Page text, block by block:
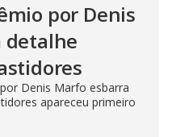
por Denis
detalhe
Denis Marfo esbarra
apareceu primeiro